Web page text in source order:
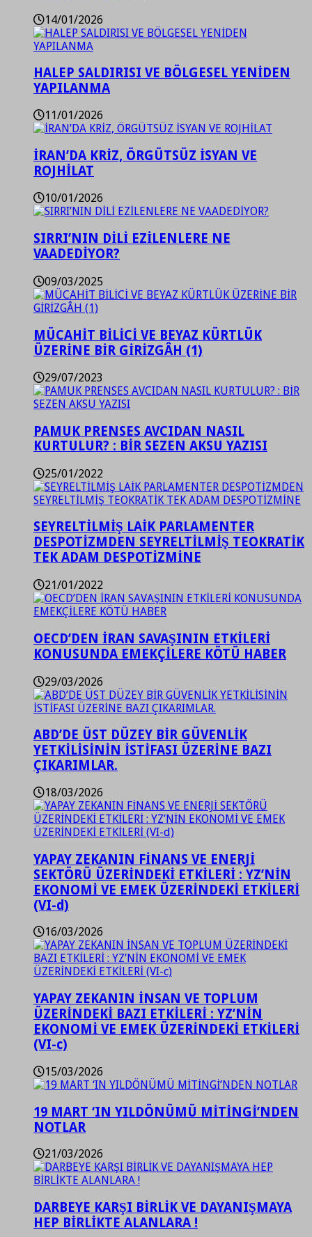
14/01/2026
HALEP SALDIRISI VE BÖLGESEL YENİDEN
YAPILANMA
11/01/2026
İRAN’DA KRİZ, ÖRGÜTSÜZ İSYAN VE
ROJHİLAT
10/01/2026
SIRRI’NIN DİLİ EZİLENLERE NE
VAADEDİYOR?
09/03/2025
MÜCAHİT BİLİCİ VE BEYAZ KÜRTLÜK
ÜZERİNE BİR GİRİZGÂH (1)
29/07/2023
PAMUK PRENSES AVCIDAN NASIL
KURTULUR? : BİR SEZEN AKSU YAZISI
25/01/2022
SEYRELTİLMİŞ LAİK PARLAMENTER
DESPOTİZMDEN SEYRELTİLMİŞ TEOKRATİK
TEK ADAM DESPOTİZMİNE
21/01/2022
OECD’DEN İRAN SAVAŞININ ETKİLERİ
KONUSUNDA EMEKÇİLERE KÖTÜ HABER
29/03/2026
ABD’DE ÜST DÜZEY BİR GÜVENLİK
YETKİLİSİNİN İSTİFASI ÜZERİNE BAZI
ÇIKARIMLAR.
18/03/2026
YAPAY ZEKANIN FİNANS VE ENERJİ
SEKTÖRÜ ÜZERİNDEKİ ETKİLERİ : YZ’NİN
EKONOMİ VE EMEK ÜZERİNDEKİ ETKİLERİ
(VI-d)
16/03/2026
YAPAY ZEKANIN İNSAN VE TOPLUM
ÜZERİNDEKİ BAZI ETKİLERİ : YZ’NİN
EKONOMİ VE EMEK ÜZERİNDEKİ ETKİLERİ
(VI-c)
15/03/2026
19 MART ‘IN YILDÖNÜMÜ MİTİNGİ’NDEN
NOTLAR
21/03/2026
DARBEYE KARŞI BİRLİK VE DAYANIŞMAYA
HEP BİRLİKTE ALANLARA !